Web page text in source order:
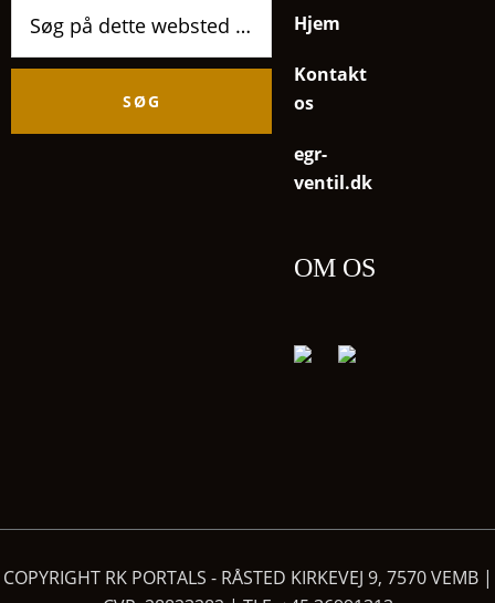
dette
Hjem
Kontakt
os
egr-
ventil.dk
OM OS
COPYRIGHT RK PORTALS - RÅSTED KIRKEVEJ 9, 7570 VEMB |